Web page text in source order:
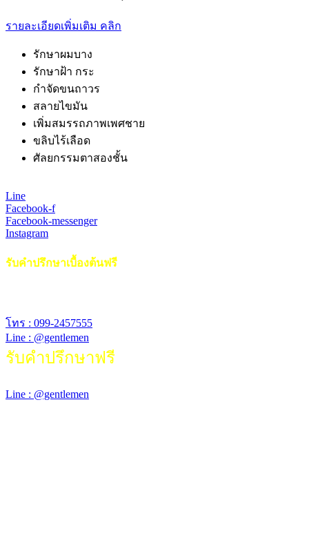
รายละเอียดเพิ่มเติม คลิก
รักษาผมบาง
รักษาฝ้า กระ
กำจัดขนถาวร
สลายไขมัน
เพิ่มสมรรถภาพเพศชาย
ขลิบไร้เลือด
ศัลยกรรมตาสองชั้น
Line
Facebook-f
Facebook-messenger
Instagram
รับคำปรึกษาเบื้องต้นฟรี
โทร : 099-2457555
Line : @gentlemen
รับคำปรึกษาฟรี
Line : @gentlemen